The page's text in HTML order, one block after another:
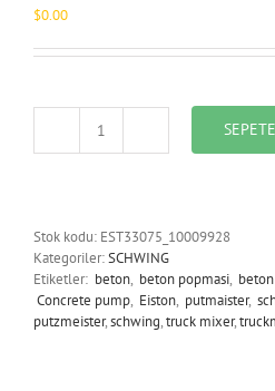
$0.00
14
Stok kodu: EST33075_10009928
Kategoriler:SCHWING
Etiketler: beton, beton popmasi,
Concrete pump, Eiston, putmaister,
putzmeister,schwing,truck mixer,